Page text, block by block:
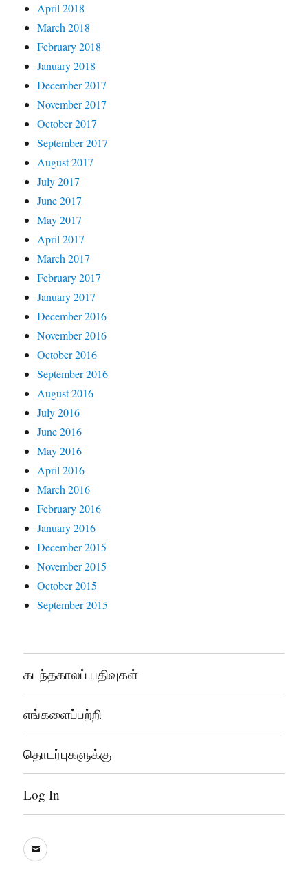
April 2018
March 2018
February 2018
January 2018
December 2017
November 2017
October 2017
September 2017
August 2017
July 2017
June 2017
May 2017
April 2017
March 2017
February 2017
January 2017
December 2016
November 2016
October 2016
September 2016
August 2016
July 2016
June 2016
May 2016
April 2016
March 2016
February 2016
January 2016
December 2015
November 2015
October 2015
September 2015
கடந்தகாலப் பதிவுகள்
எங்களைப்பற்றி
தொடர்புகளுக்கு
Log In
sooddram@gmail.com